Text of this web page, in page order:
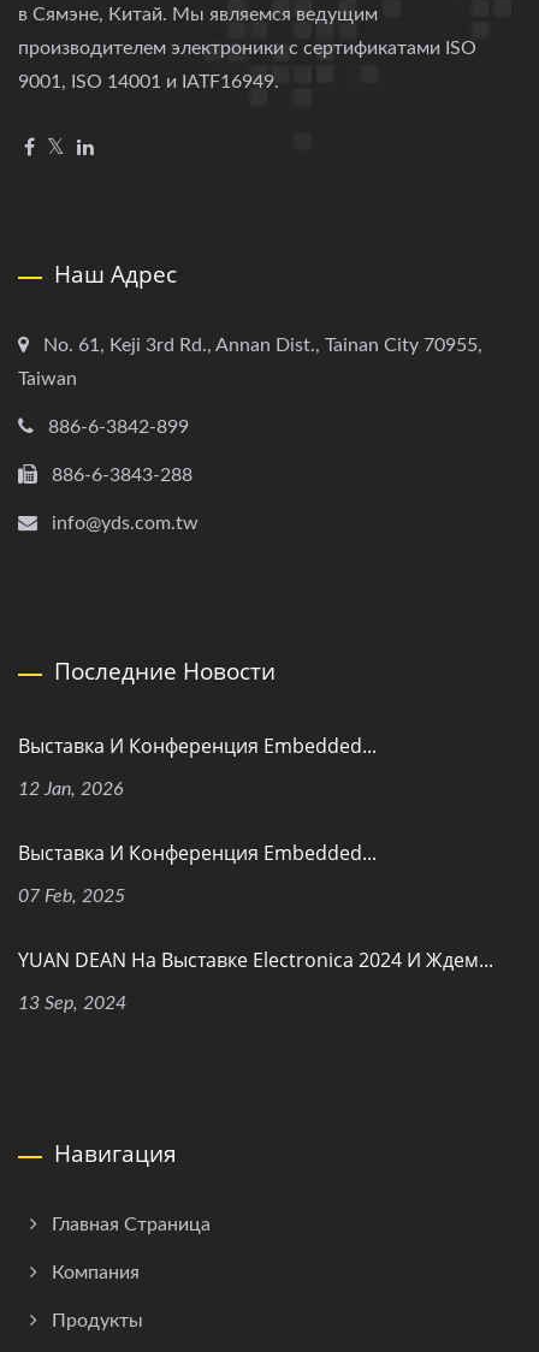
в Сямэне, Китай. Мы являемся ведущим
производителем электроники с сертификатами ISO
9001, ISO 14001 и IATF16949.
Наш Адрес
No. 61, Keji 3rd Rd., Annan Dist., Tainan City 70955,
Taiwan
886-6-3842-899
886-6-3843-288
info@yds.com.tw
Последние Новости
Выставка И Конференция Embedded...
12 Jan, 2026
Выставка И Конференция Embedded...
07 Feb, 2025
YUAN DEAN На Выставке Electronica 2024 И Ждем...
13 Sep, 2024
Навигация
Главная Страница
Компания
Продукты